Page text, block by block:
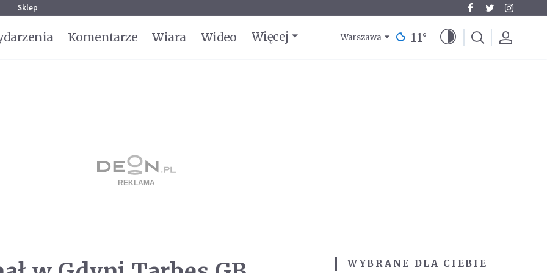
Sklep
Komentarze Wiara Wideo Więcej Warszawa 11°
WYBRANE DLA CIEBIE